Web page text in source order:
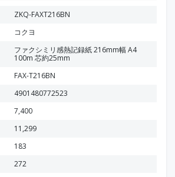
ZKQ-FAXT216BN
コクヨ
ファクシミリ感熱記録紙 216mm幅 A4
100m 芯約25mm
FAX-T216BN
4901480772523
7,400
11,299
183
272